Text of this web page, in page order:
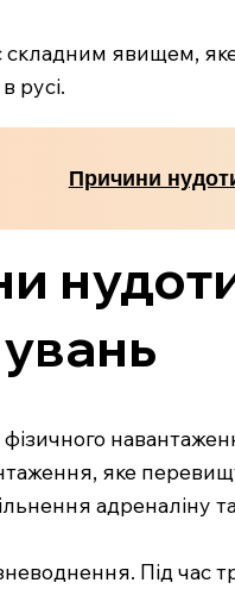
складним явищем,
русі.
Причини
яке
адреналіну
Під час